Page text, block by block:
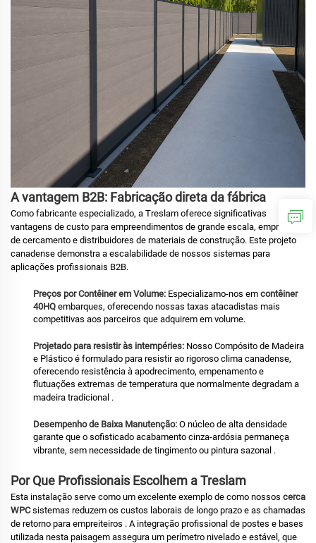
A vantagem B2B: Fabricação direta da fábrica
Como fabricante especializado, a Treslam oferece significativas
vantagens de custo para empreendimentos de grande escala, empresas
de cercamento e distribuidores de materiais de construção. Este projeto
canadense demonstra a escalabilidade de nossos sistemas para
aplicações profissionais B2B.
Preços por Contêiner em Volume: Especializamo-nos em contêiner
40HQ embarques, oferecendo nossas taxas atacadistas mais
competitivas aos parceiros que adquirem em volume.
Projetado para resistir às intempéries: Nosso Compósito de Madeira
e Plástico é formulado para resistir ao rigoroso clima canadense,
oferecendo resistência à apodrecimento, empenamento e
flutuações extremas de temperatura que normalmente degradam a
madeira tradicional .
Desempenho de Baixa Manutenção: O núcleo de alta densidade
garante que o sofisticado acabamento cinza-ardósia permaneça
vibrante, sem necessidade de tingimento ou pintura sazonal .
Por Que Profissionais Escolhem a Treslam
Esta instalação serve como um excelente exemplo de como nossos cerca
WPCsistemas reduzem os custos laborais de longo prazo e as chamadas
de retorno para empreiteiros . A integração profissional de postes e bases
utilizada nesta paisagem assegura um perímetro nivelado e estável, que